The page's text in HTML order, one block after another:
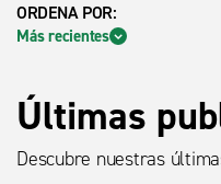
ORDENA POR:
Orden notas
Más recientes
Últimas
Descubre nuestras